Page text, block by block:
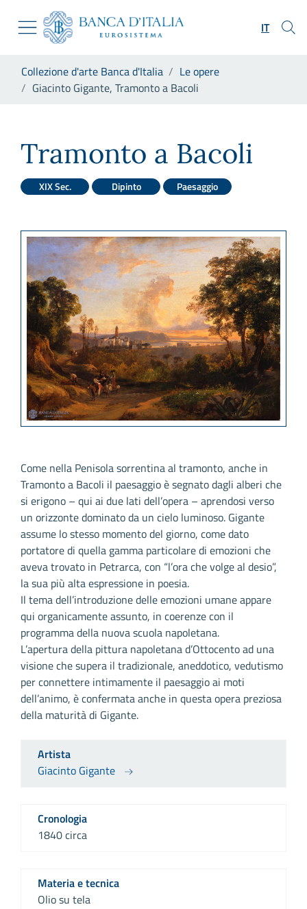
Skip to Main Content
Vai al sito istituzionale
Vai al menu di navigazione
Vai alla ricerca
Vai al footer
IT
Collezione d'arte Banca d'Italia
Le opere
Giacinto Gigante, Tramonto a Bacoli
Tramonto a Bacoli
XIX Sec. Dipinto Paesaggio
Come nella Penisola sorrentina al tramonto, anche in
Tramonto a Bacoli il paesaggio è segnato dagli alberi che
si erigono – qui ai due lati dell’opera – aprendosi verso
un orizzonte dominato da un cielo luminoso. Gigante
assume lo stesso momento del giorno, come dato
portatore di quella gamma particolare di emozioni che
aveva trovato in Petrarca, con “l’ora che volge al desio”,
la sua più alta espressione in poesia.
Il tema dell’introduzione delle emozioni umane appare
qui organicamente assunto, in coerenze con il
programma della nuova scuola napoletana.
L’apertura della pittura napoletana d’Ottocento ad una
visione che supera il tradizionale, aneddotico, vedutismo
per connettere intimamente il paesaggio ai moti
dell’animo, è confermata anche in questa opera preziosa
della maturità di Gigante.
Artista
Giacinto Gigante
Cronologia
1840 circa
Materia e tecnica
Olio su tela